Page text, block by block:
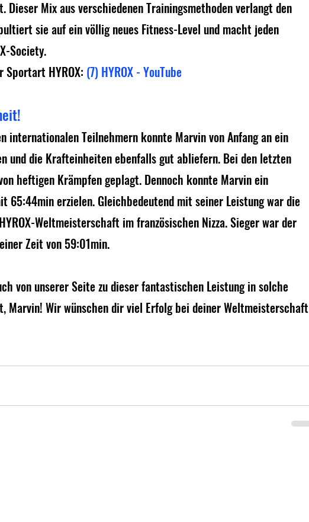
Dieser Mix aus verschiedenen Trainingsmethoden verlangt den
sie auf ein völlig neues Fitness-Level und macht jeden
Society.
Sportart HYROX: (7) HYROX - YouTube
internationalen Teilnehmern konnte Marvin von Anfang an ein
und die Krafteinheiten ebenfalls gut abliefern. Bei den letzten
heftigen Krämpfen geplagt. Dennoch konnte Marvin ein
65:44min erzielen. Gleichbedeutend mit seiner Leistung war die
Weltmeisterschaft im französischen Nizza. Sieger war der
Zeit von 59:01min.
von unserer Seite zu dieser fantastischen Leistung in solche
Marvin! Wir wünschen dir viel Erfolg bei deiner Weltmeisterschaft